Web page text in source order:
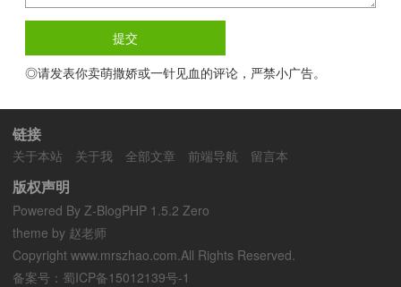
◎请发表你卖萌撒娇或一针见血的评论，严禁小广告。
链接
关于本站 关于我 全部文章 前端导航 留言本
版权声明
Powered By Z-BlogPHP 1.5.2 Zero
theme by 赵老师
Copyright www.mrszhao.com.All Rights Reserved.
备案号： 蜀ICP备15012139号-1